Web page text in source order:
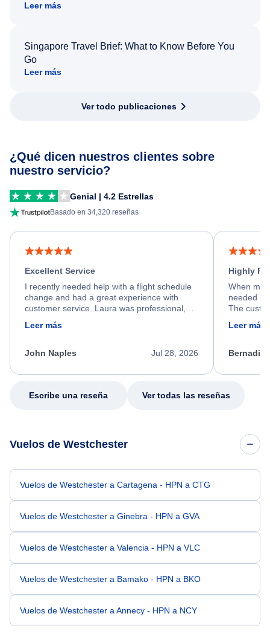
Leer más
Singapore Travel Brief: What to Know Before You
Go
Leer más
Ver todo publicaciones
¿Qué dicen nuestros clientes sobre
nuestro servicio?
Genial | 4.2 Estrellas
Basado en 34,320 reseñas
Excellent Service
I recently needed help with a flight schedule
change and had a great experience with
customer service. Laura was professional,
friendly, and very helpful throughout the
process. She quickly found a solution and
appreciate her excellent service.
Leer más
Jul 28, 2026
John Naples
Highly
When my
needed
The
calm,
my issue.
Leer más
Escribe una reseña Ver todas las reseñas
Vuelos de Westchester
Vuelos de Westchester a Cartagena - HPN a CTG
Vuelos de Westchester a Ginebra - HPN a GVA
Vuelos de Westchester a Valencia - HPN a VLC
Vuelos de Westchester a Bamako - HPN a BKO
Vuelos de Westchester a Annecy - HPN a NCY